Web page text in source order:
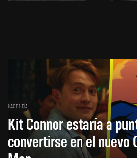
HACE 1 DÍA
Kit Connor estaría a
convertirse en el nuevo